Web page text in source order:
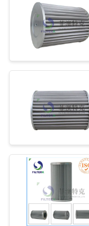
VISITA
FÁBRICA
CONTROLE
QUALIDADE
CONTACTE-
NOTÍCIAS
da
do